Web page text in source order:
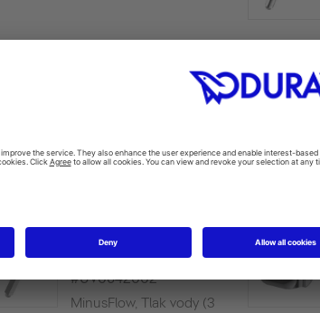
Tyčová sprcha 1jet
MinusFlow
#UV0642002
MinusFlow, Tlak vody (3